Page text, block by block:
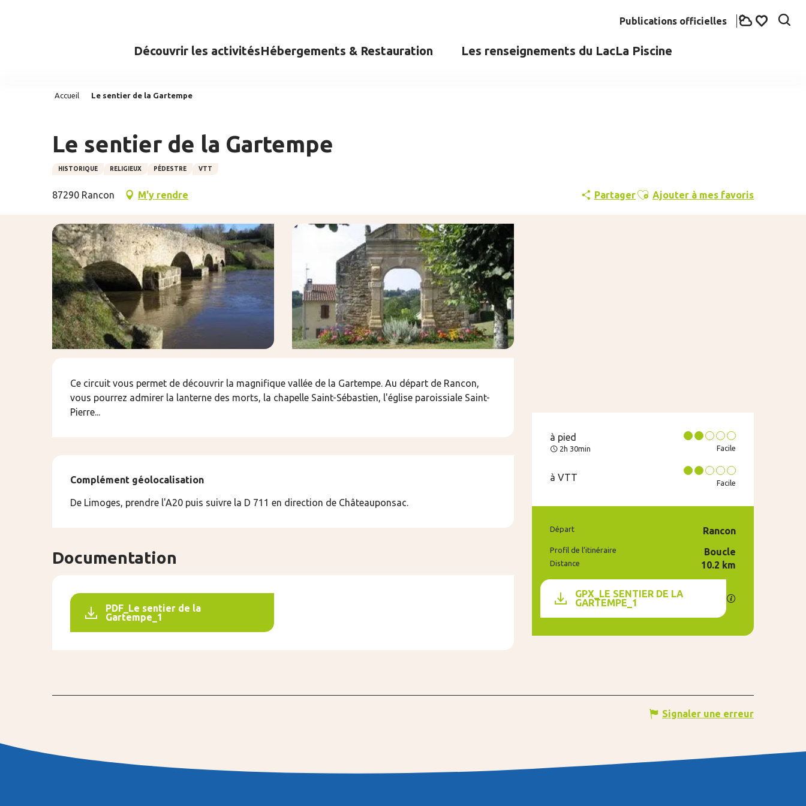
Publications officielles
Découvrir les activitésHébergements & Restauration Les renseignements du LacLa Piscine
Accueil Le sentier de la Gartempe
Le sentier de la Gartempe
HISTORIQUE RELIGIEUX PÉDESTRE VTT
87290 Rancon M'y rendre PartagerAjouter aux favoris
Ajouter à mes favoris
à pied
2h 30min Facile
à VTT
Facile
Informations
Départ Rancon
Profil de l’itinéraire Boucle
Distance 10.2 km
Documentation
GPX_LE SENTIER DE LA
GARTEMPE_1
Description
Ce circuit vous permet de découvrir la magnifique vallée de la Gartempe. Au départ de Rancon,
vous pourrez admirer la lanterne des morts, la chapelle Saint-Sébastien, l'église paroissiale Saint-
Pierre...
Complément géolocalisation
Complément géolocalisation
De Limoges, prendre l'A20 puis suivre la D 711 en direction de Châteauponsac.
Documentation
PDF_Le sentier de la
Gartempe_1
Signaler une erreur